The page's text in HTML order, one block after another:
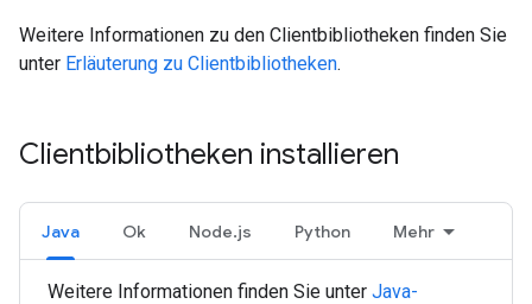
Weitere Informationen zu den Clientbibliotheken finden Sie
unter Erläuterung zu Clientbibliotheken.
Clientbibliotheken installieren
Java Ok Node.js Python Mehr
Weitere Informationen finden Sie unter Java-